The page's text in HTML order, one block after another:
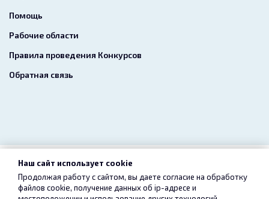
Помощь
Рабочие области
Правила проведения Конкурсов
Обратная связь
2026 freelance.boutique
Пользовательское соглашение Конфиденциальность
Наш сайт использует cookie
Продолжая работу с сайтом, вы даете согласие на обработку
файлов cookie, получение данных об ip-адресе и